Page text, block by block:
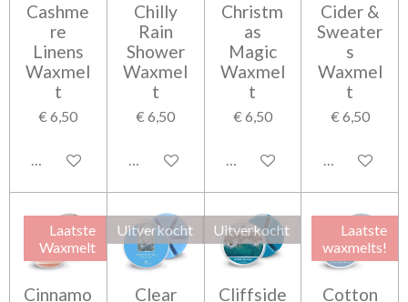
Cashme
re
Linens
Waxmel
t
€ 6,50
Houd mij op de hoogte
Chilly
Rain
Shower
Waxmel
t
€ 6,50
Houd mij op de hoogte
Christm
as
Magic
Waxmel
t
€ 6,50
In winkelwagen
Cider &
Sweater
s
Waxmel
t
€ 6,50
In
Laatste
Waxmelt
Cinnamo
Uitverkocht
Clear
Uitverkocht
Cliffside
Laatste
waxmelts!
Cotton